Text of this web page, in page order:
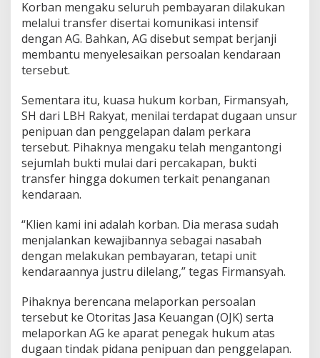
Korban mengaku seluruh pembayaran dilakukan
melalui transfer disertai komunikasi intensif
dengan AG. Bahkan, AG disebut sempat berjanji
membantu menyelesaikan persoalan kendaraan
tersebut.
Sementara itu, kuasa hukum korban, Firmansyah,
SH dari LBH Rakyat, menilai terdapat dugaan unsur
penipuan dan penggelapan dalam perkara
tersebut. Pihaknya mengaku telah mengantongi
sejumlah bukti mulai dari percakapan, bukti
transfer hingga dokumen terkait penanganan
kendaraan.
“Klien kami ini adalah korban. Dia merasa sudah
menjalankan kewajibannya sebagai nasabah
dengan melakukan pembayaran, tetapi unit
kendaraannya justru dilelang,” tegas Firmansyah.
Pihaknya berencana melaporkan persoalan
tersebut ke Otoritas Jasa Keuangan (OJK) serta
melaporkan AG ke aparat penegak hukum atas
dugaan tindak pidana penipuan dan penggelapan.